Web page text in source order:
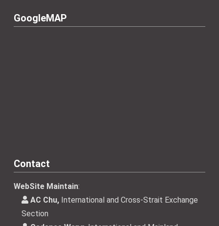
GoogleMAP
Contact
WebSite Maintain:
AC Chu, International and Cross-Strait Exchange
Section